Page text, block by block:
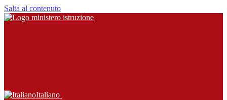
Salta al contenuto
Italiano